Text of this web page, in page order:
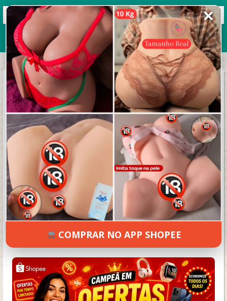
Grupos de WhatsApp 2026
+ Enviar grupo
◦•● ♡ Ö§ ÐÈ§†ÈMÌÐÖ§ ÐÖ ÄMÖR ♡ ●•◦
3.3/5 (13 avaliações)
✕
COMPRAR NO APP SHOPEE